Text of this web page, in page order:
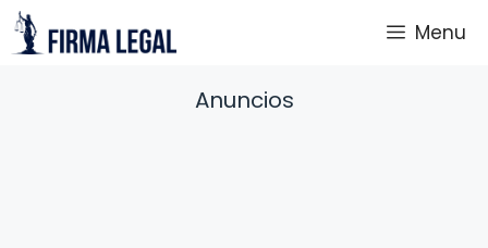
Saltar
al
Menu
Anuncios